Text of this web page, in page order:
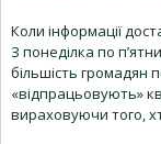
Коли інформації
З понеділка по
більшість громадян
«відпрацьовують»
вираховуючи того,